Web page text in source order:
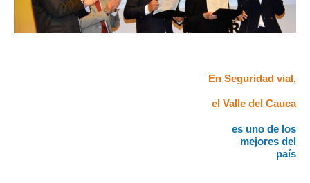
En Seguridad vial,
el Valle del Cauca
es uno de los
mejores del
país